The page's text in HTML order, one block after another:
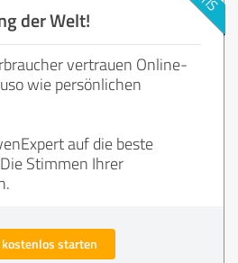
der Welt!
vertrauen Online-
wie persönlichen
auf die beste
Stimmen Ihrer
kostenlos starten